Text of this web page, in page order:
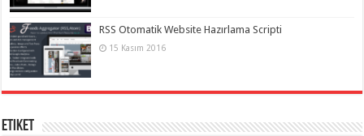
RSS Otomatik Website Hazırlama Scripti
15 Kasım 2016
Etiket